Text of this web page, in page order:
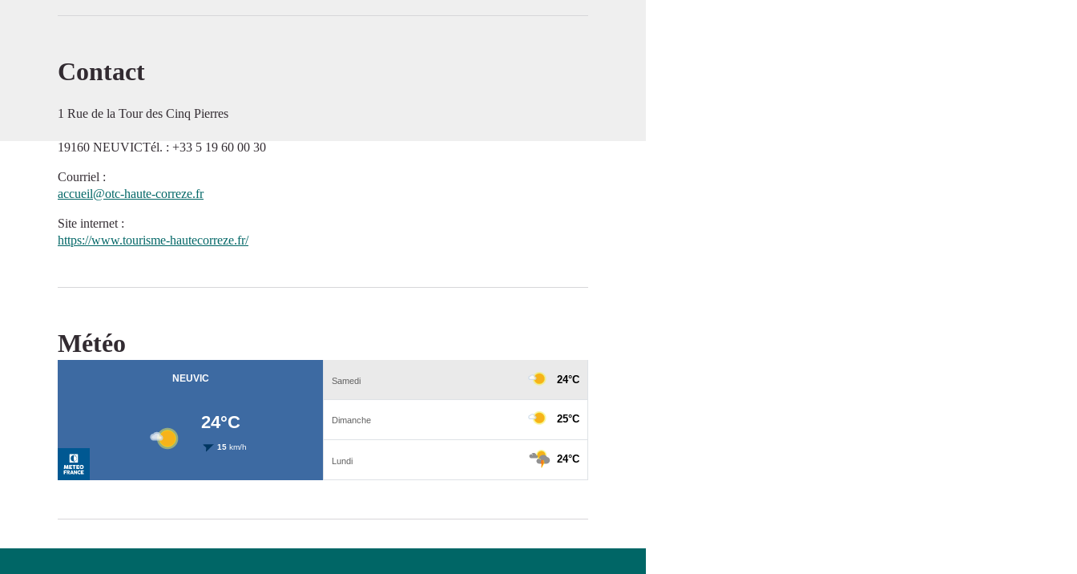
Contact
1 Rue de la Tour des Cinq Pierres
19160 NEUVICTél. : +33 5 19 60 00 30
Courriel :
accueil@otc-haute-correze.fr
Site internet :
https://www.tourisme-hautecorreze.fr/
Météo